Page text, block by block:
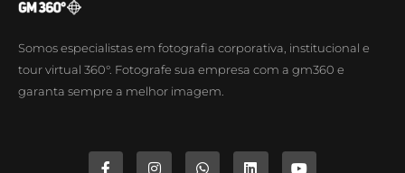
Somos especialistas em fotografia corporativa, institucional e
tour virtual 360°. Fotografe sua empresa com a gm360 e
garanta sempre a melhor imagem.